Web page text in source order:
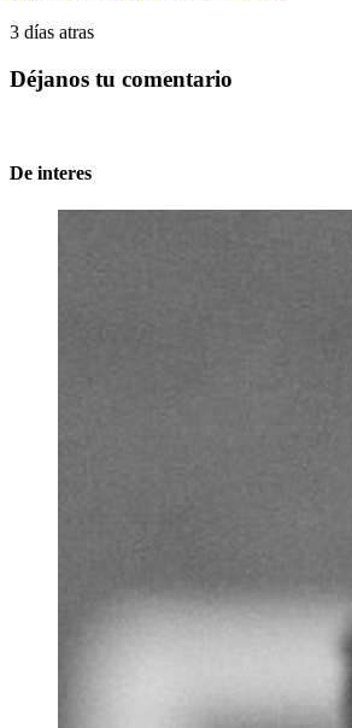
3 días atras
Déjanos tu comentario
De interes